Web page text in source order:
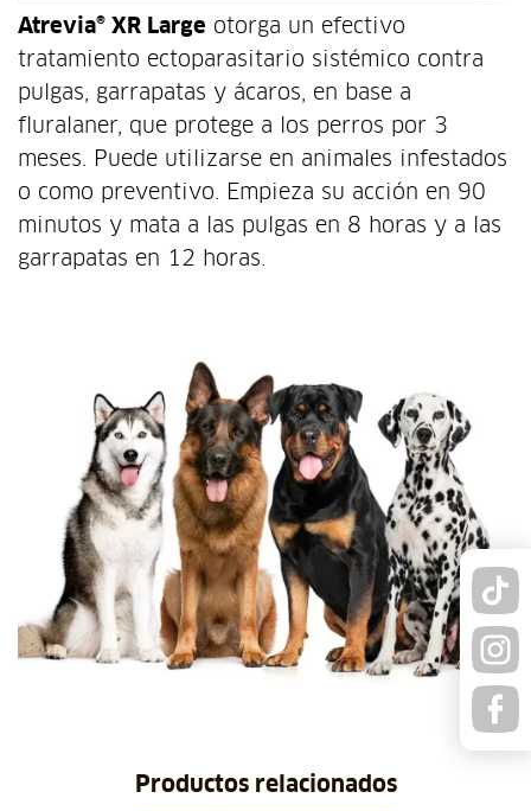
Atrevia® XR Large otorga un efectivo
tratamiento ectoparasitario sistémico contra
pulgas, garrapatas y ácaros, en base a
fluralaner, que protege a los perros por 3
meses. Puede utilizarse en animales infestados
o como preventivo. Empieza su acción en 90
minutos y mata a las pulgas en 8 horas y a las
garrapatas en 12 horas.
Productos relacionados